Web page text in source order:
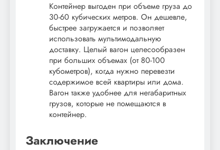
Контейнер выгоден при объеме груза до
30-60 кубических метров. Он дешевле,
быстрее загружается и позволяет
использовать мультимодальную
доставку. Целый вагон целесообразен
при больших объемах (от 80-100
кубометров), когда нужно перевезти
содержимое всей квартиры или дома.
Вагон также удобнее для негабаритных
грузов, которые не помещаются в
контейнер.
Заключение